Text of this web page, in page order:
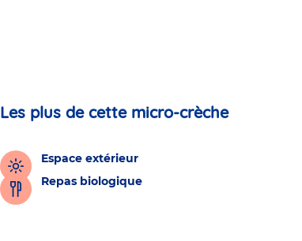
Les plus de cette micro-crèche
Espace extérieur
Repas biologique